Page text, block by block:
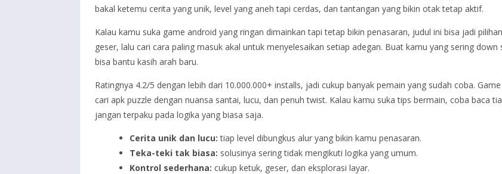
bakal ketemu cerita yang unik, level yang aneh tapi cerdas, dan tantangan yang bikin otak tetap aktif.
Kalau kamu suka game android yang ringan dimainkan tapi tetap bikin penasaran, judul ini bisa jadi
geser, lalu cari cara paling masuk akal untuk menyelesaikan setiap adegan. Buat kamu yang sering
bisa bantu kasih arah baru.
Ratingnya 4.2/5 dengan lebih dari 10.000.000+ installs, jadi cukup banyak pemain yang sudah coba.
cari apk puzzle dengan nuansa santai, lucu, dan penuh twist. Kalau kamu suka tips bermain, coba baca
jangan terpaku pada logika yang biasa saja.
Cerita unik dan lucu: tiap level dibungkus alur yang bikin kamu penasaran.
Teka-teki tak biasa: solusinya sering tidak mengikuti logika yang umum.
Kontrol sederhana: cukup ketuk, geser, dan eksplorasi layar.